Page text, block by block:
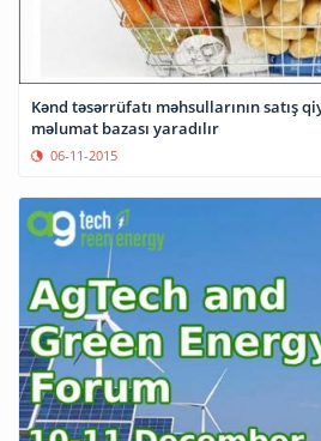
Kənd təsərrüfatı məhsullarının satış
məlumat bazası yaradılır
06-11-2015